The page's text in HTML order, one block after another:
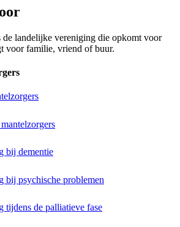
landelijke vereniging die opkomt voor
voor familie, vriend of buur.
bij dementie
bij psychische problemen
tijdens de palliatieve fase